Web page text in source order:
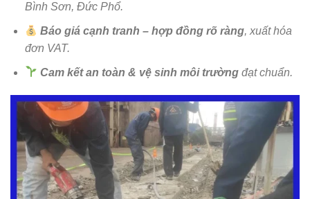
Bình Sơn, Đức Phổ.
Báo giá cạnh tranh – hợp đồng rõ ràng, xuất hóa
đơn VAT.
Cam kết an toàn & vệ sinh môi trường đạt chuẩn.